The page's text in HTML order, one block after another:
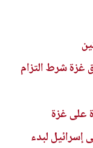
غزة شرط التزام
لبدء